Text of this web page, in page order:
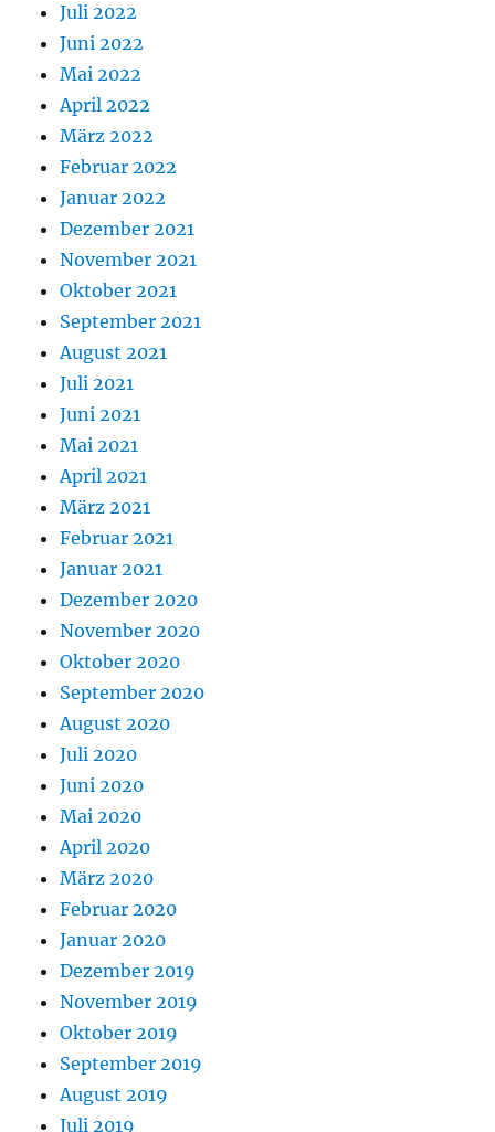
Juli 2022
Juni 2022
Mai 2022
April 2022
März 2022
Februar 2022
Januar 2022
Dezember 2021
November 2021
Oktober 2021
September 2021
August 2021
Juli 2021
Juni 2021
Mai 2021
April 2021
März 2021
Februar 2021
Januar 2021
Dezember 2020
November 2020
Oktober 2020
September 2020
August 2020
Juli 2020
Juni 2020
Mai 2020
April 2020
März 2020
Februar 2020
Januar 2020
Dezember 2019
November 2019
Oktober 2019
September 2019
August 2019
Juli 2019